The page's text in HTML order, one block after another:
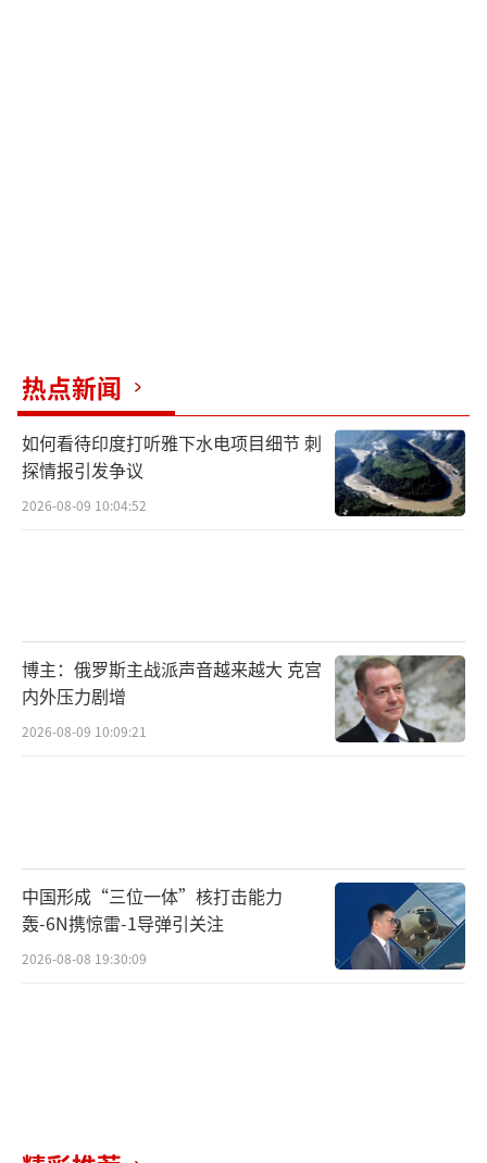
热点新闻
如何看待印度打听雅下水电项目细节 刺
探情报引发争议
2026-08-09 10:04:52
博主：俄罗斯主战派声音越来越大 克宫
内外压力剧增
2026-08-09 10:09:21
中国形成“三位一体”核打击能力
轰-6N携惊雷-1导弹引关注
2026-08-08 19:30:09